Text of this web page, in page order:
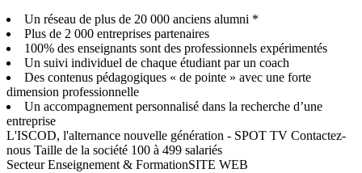
Un réseau de plus de 20 000 anciens alumni *
Plus de 2 000 entreprises partenaires
100% des enseignants sont des professionnels expérimentés
Un suivi individuel de chaque étudiant par un coach
Des contenus pédagogiques « de pointe » avec une forte
dimension professionnelle
Un accompagnement personnalisé dans la recherche d’une
entreprise
L'ISCOD, l'alternance nouvelle génération - SPOT TV Contactez-
nous Taille de la société 100 à 499 salariés
Secteur Enseignement & FormationSITE WEB